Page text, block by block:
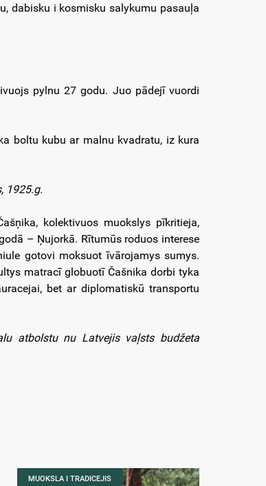
dabisku i kosmisku salykumu pasauļa
pylnu 27 godu. Juo pādejī vuordi
boltu kubu ar malnu kvadratu, iz kura
1925.g.
kolektivuos muokslys pīkritieja,
– Ņujorkā. Rītumūs roduos interese
gotovi moksuot īvārojamys sumys.
matracī globuotī Čašnika dorbi tyka
bet ar diplomatiskū transportu
atbolstu nu Latvejis vaļsts budžeta
MUOKSLA I TRADICEJIS